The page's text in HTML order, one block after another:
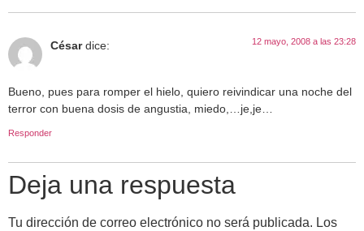
César dice: 12 mayo, 2008 a las 23:28
Bueno, pues para romper el hielo, quiero reivindicar una noche del
terror con buena dosis de angustia, miedo,…je,je…
Responder
Deja una respuesta
Tu dirección de correo electrónico no será publicada. Los